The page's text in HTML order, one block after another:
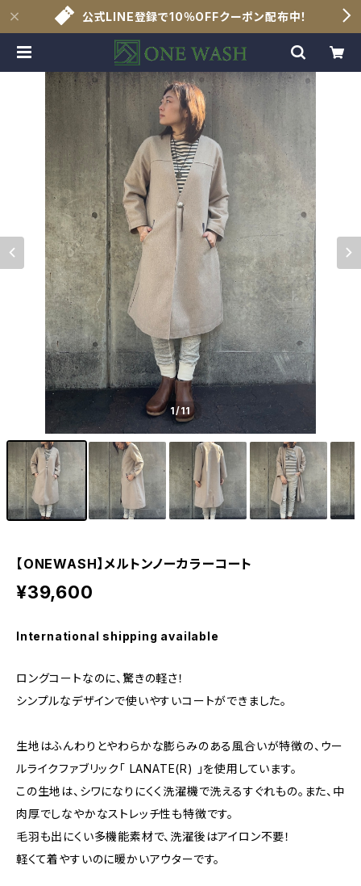
公式LINE登録で10％OFFクーポン配布中！
1/11
【ONEWASH】メルトンノーカラーコート
¥39,600
International shipping available
ロングコートなのに、驚きの軽さ！
シンプルなデザインで使いやすいコートができました。
生地はふんわりとやわらかな膨らみのある風合いが特徴の、ウー
ルライクファブリック「 LANATE(R) 」を使用しています。
この生地は、シワになりにくく洗濯機で洗えるすぐれもの。また、中
肉厚でしなやかなストレッチ性も特徴です。
毛羽も出にくい多機能素材で、洗濯後はアイロン不要！
軽くて着やすいのに暖かいアウターです。